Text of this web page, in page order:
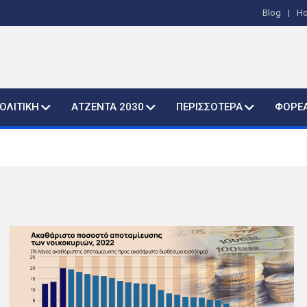
Blog
ΑΤΖΕΝΤΑ 2030 ΠΕΡΙΣΣΟΤΕΡΑ